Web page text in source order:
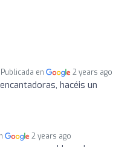
Publicada en 2 years ago
hacéis un
2 years ago